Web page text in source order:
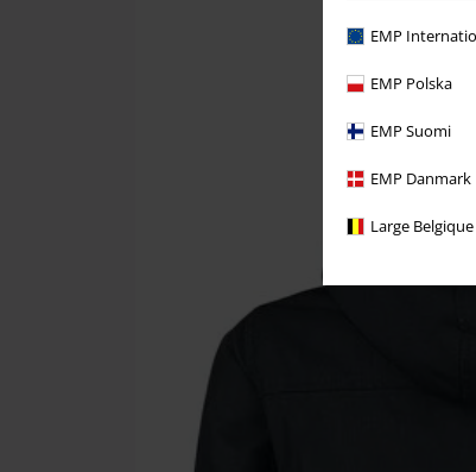
EMP
EMP Polska
EMP Suomi
EMP Danmark
Large Belgique